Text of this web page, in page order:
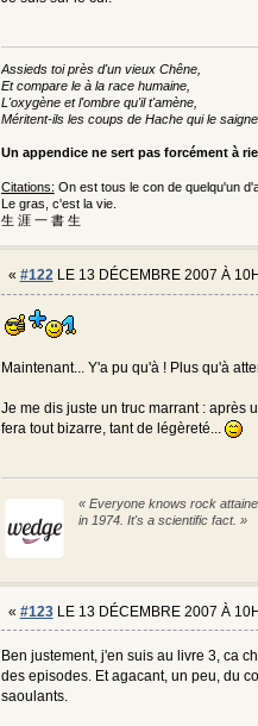
Assieds toi près d'un vieux Chêne,
Et compare le à la race humaine,
L'oxygène et l'ombre qu'il t'amène,
Méritent-ils les coups de Hache qui le
Un appendice ne sert pas forcément à
Citations: On est tous le con de quelqu'un
Le gras, c'est la vie.
生 涯 一 書 生
« #122LE 13 DÉCEMBRE 2007 À
Maintenant... Y'a pu qu'à ! Plus qu'à
Je me dis juste un truc marrant : après
fera tout bizarre, tant de légèreté...
« Everyone knows rock
in 1974. It's a scientific fact. »
« #123LE 13 DÉCEMBRE 2007 À
Ben justement, j'en suis au livre 3, ca
des episodes. Et agacant, un peu, du
saoulants.